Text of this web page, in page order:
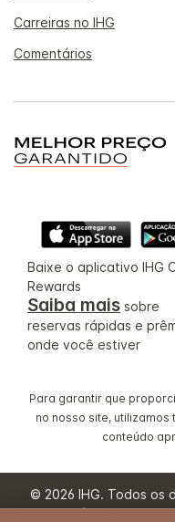
Carreiras no IHG
Comentários
Baixe o aplicativo IHG
Rewards
Saiba mais sobre
reservas rápidas e
onde você estiver
Para garantir que
no nosso site,
conteúdo
© 2026 IHG. Todos os
hotéis são de